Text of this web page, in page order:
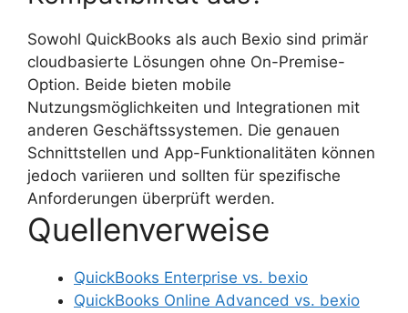
Sowohl QuickBooks als auch Bexio sind primär
cloudbasierte Lösungen ohne On-Premise-
Option. Beide bieten mobile
Nutzungsmöglichkeiten und Integrationen mit
anderen Geschäftssystemen. Die genauen
Schnittstellen und App-Funktionalitäten können
jedoch variieren und sollten für spezifische
Anforderungen überprüft werden.
Quellenverweise
QuickBooks Enterprise vs. bexio
QuickBooks Online Advanced vs. bexio